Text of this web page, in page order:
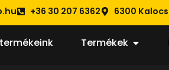
+36 30 207 6362 6300
Termékek